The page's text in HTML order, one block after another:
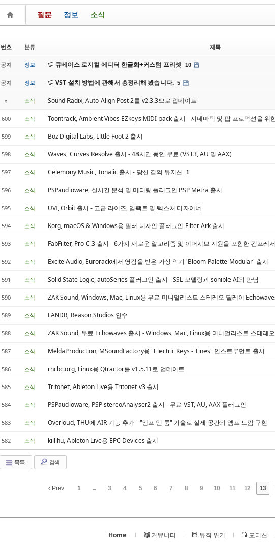
질문 정보 소식
번호 분류 제목
공지 정보 큐베이스 로지컬 에디터 한글화+커스텀 프리셋 10
공지 정보 VST 설치 방법에 관해서 총정리해 봤습니다. 5
» 소식 Sound Radix, Auto-Align Post 2를 v2.3.3으로 업데이트
600 소식 Toontrack, Ambient Vibes EZkeys MIDI pack 출시 - 시네마틱 및 팝 프로덕션을 위
599 소식 Boz Digital Labs, Little Foot 2 출시
598 소식 Waves, Curves Resolve 출시 - 48시간 동안 무료 (VST3, AU 및 AAX)
597 소식 Celemony Music, Tonalic 출시 - 당신 곁의 뮤지션 1
596 소식 PSPaudioware, 실시간 분석 및 미터링 플러그인 PSP Metra 출시
595 소식 UVI, Orbit 출시 - 고급 라이즈, 임팩트 및 텍스처 디자이너
594 소식 Korg, macOS & Windows용 필터 디자인 플러그인 Filter Ark 출시
593 소식 FabFilter, Pro-C 3 출시 - 6가지 새로운 알고리즘 및 이머시브 지원을 포함한 컴프레
592 소식 Excite Audio, Eurorack에서 영감을 받은 가상 악기 'Bloom Palette Modular' 출시
591 소식 Solid State Logic, autoSeries 플러그인 출시 - SSL 모델링과 sonible AI의 만남
590 소식 ZAK Sound, Windows, Mac, Linux용 무료 미니멀리스트 스테레오 딜레이
589 소식 LANDR, Reason Studios 인수
588 소식 ZAK Sound, 무료 Echowaves 출시 - Windows, Mac, Linux용 미니멀리스트 스테레
587 소식 MeldaProduction, MSoundFactory용 "Electric Keys - Tines" 인스트루먼트 출시
586 소식 rncbc.org, Linux용 Qtractor를 v1.5.11로 업데이트
585 소식 Tritonet, Ableton Live용 Tritonet v3 출시
584 소식 PSPaudioware, PSP stereoAnalyser2 출시 - 무료 VST, AU, AAX 플러그인
583 소식 Overloud, THU에 AIR 기능 추가 - "앰프 인 룸" 기술로 실제 공간의 앰프 느낌 구현
582 소식 killihu, Ableton Live용 EPC Devices 출시
목록 검색
Prev 1 ... 3 4 5 6 7 8 9 10 11 12 13
Home 커뮤니티 뮤직 위키 오디션